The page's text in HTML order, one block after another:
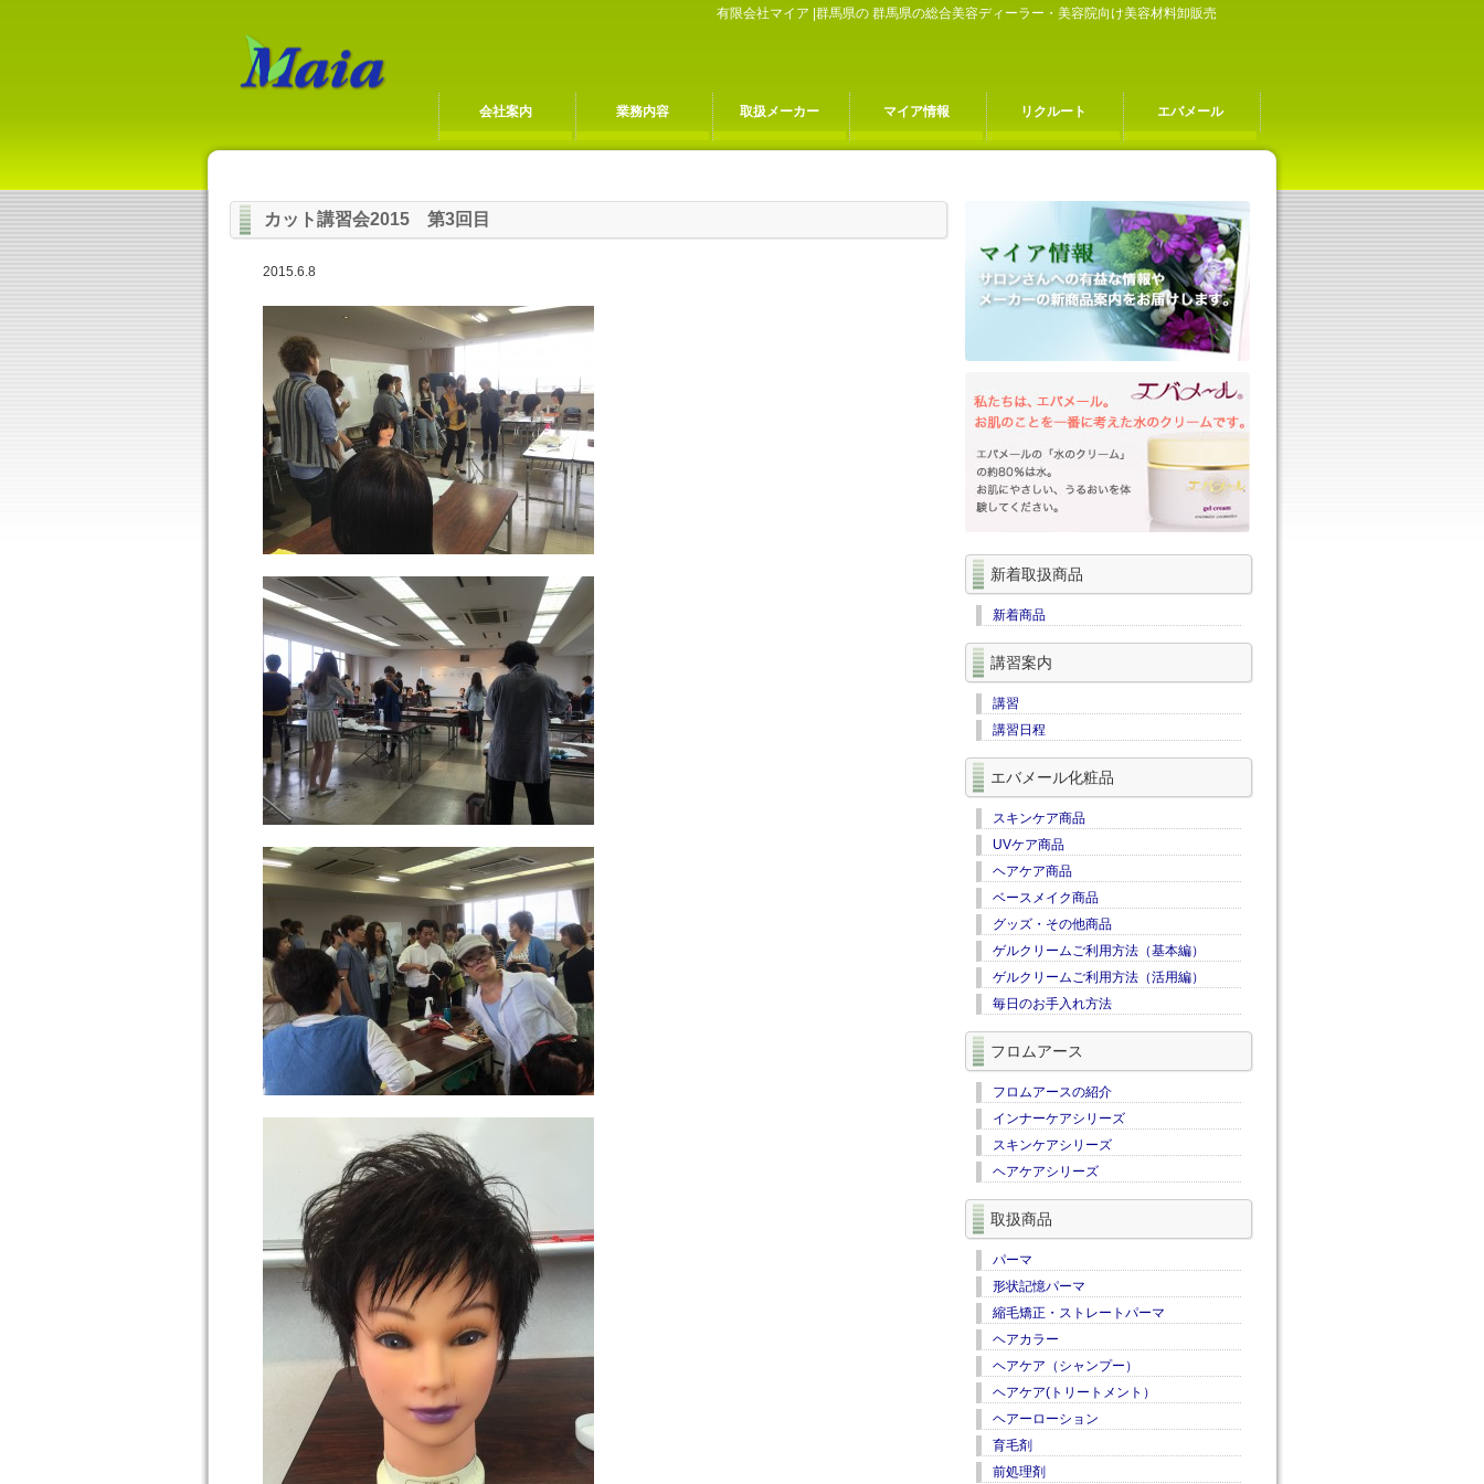
有限会社マイア |群馬県の 群馬県の総合美容ディーラー・美容院向け美容材料卸販売
会社案内 業務内容 取扱メーカー マイア情報 リクルート エバメール
カット講習会2015 第3回目
2015.6.8
新着取扱商品
新着商品
講習案内
講習
講習日程
エバメール化粧品
スキンケア商品
UVケア商品
ヘアケア商品
ベースメイク商品
グッズ・その他商品
ゲルクリームご利用方法（基本編）
ゲルクリームご利用方法（活用編）
毎日のお手入れ方法
フロムアース
フロムアースの紹介
インナーケアシリーズ
スキンケアシリーズ
ヘアケアシリーズ
取扱商品
パーマ
形状記憶パーマ
縮毛矯正・ストレートパーマ
ヘアカラー
ヘアケア（シャンプー）
ヘアケア(トリートメント）
ヘアーローション
育毛剤
前処理剤